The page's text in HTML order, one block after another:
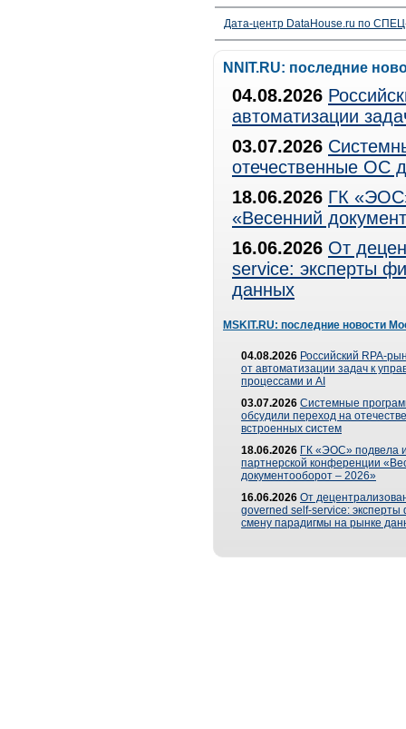
Дата-центр DataHouse.ru по
NNIT.RU: последние
04.08.2026
автоматизации
03.07.2026
отечественные ОС
18.06.2026 ГК
«Весенний
16.06.2026 От
service: эксперты
данных
MSKIT.RU: последние новости
04.08.2026 Российский RPA-
от автоматизации задач к
процессами и AI
03.07.2026 Системные
обсудили переход на
встроенных систем
18.06.2026 ГК «ЭОС» подвела
партнерской конференции
документооборот – 2026»
16.06.2026 От
governed self-service: эксперты
смену парадигмы на рынке